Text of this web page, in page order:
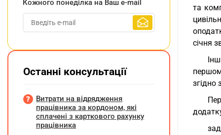
та
січня
згідно
Кожного понеділка на Ваш e-mail
Останні консультації
Витрати на відрядження
працівника за кордоном, які
сплачені з карткового рахунку
працівника